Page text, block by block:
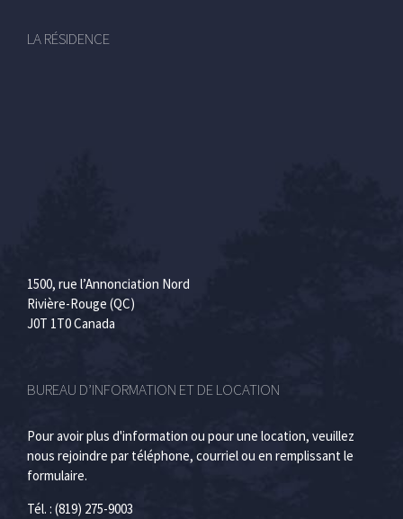
LA RÉSIDENCE
1500, rue l’Annonciation Nord
Rivière-Rouge (QC)
J0T 1T0 Canada
BUREAU D’INFORMATION ET DE LOCATION
Pour avoir plus d'information ou pour une location, veuillez
nous rejoindre par téléphone, courriel ou en remplissant le
formulaire.
Tél. : (819) 275-9003